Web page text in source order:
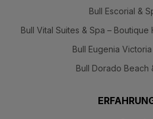
Bull Vital Suites & Spa – Boutique
Bull Eugenia
Bull Dorado Beach
Strand